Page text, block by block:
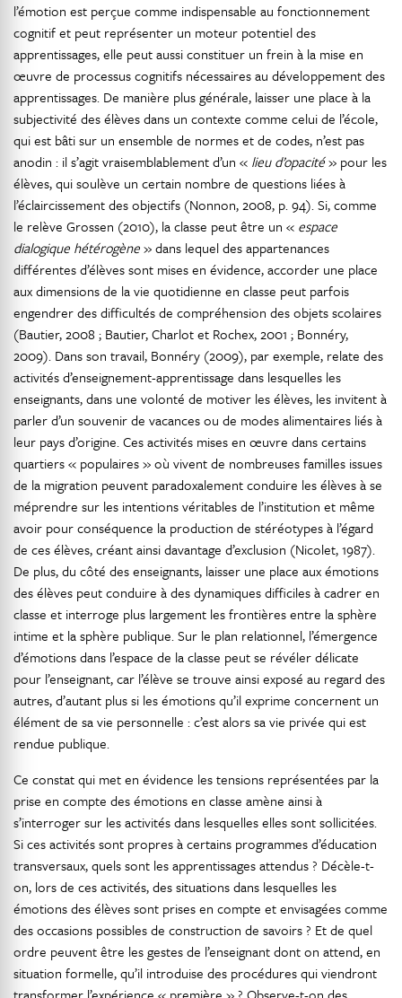
l’émotion est perçue comme indispensable au fonctionnement
cognitif et peut représenter un moteur potentiel des
apprentissages, elle peut aussi constituer un frein à la mise en
œuvre de processus cognitifs nécessaires au développement des
apprentissages. De manière plus générale, laisser une place à la
subjectivité des élèves dans un contexte comme celui de l’école,
qui est bâti sur un ensemble de normes et de codes, n’est pas
anodin : il s’agit vraisemblablement d’un « lieu d’opacité» pour les
élèves, qui soulève un certain nombre de questions liées à
l’éclaircissement des objectifs (Nonnon, 2008, p. 94). Si, comme
le relève Grossen (2010), la classe peut être un « espace
dialogique hétérogène» dans lequel des appartenances
différentes d’élèves sont mises en évidence, accorder une place
aux dimensions de la vie quotidienne en classe peut parfois
engendrer des difficultés de compréhension des objets scolaires
(Bautier, 2008 ; Bautier, Charlot et Rochex, 2001 ; Bonnéry,
2009). Dans son travail, Bonnéry (2009), par exemple, relate des
activités d’enseignement-apprentissage dans lesquelles les
enseignants, dans une volonté de motiver les élèves, les invitent à
parler d’un souvenir de vacances ou de modes alimentaires liés à
leur pays d’origine. Ces activités mises en œuvre dans certains
quartiers « populaires » où vivent de nombreuses familles issues
de la migration peuvent paradoxalement conduire les élèves à se
méprendre sur les intentions véritables de l’institution et même
avoir pour conséquence la production de stéréotypes à l’égard
de ces élèves, créant ainsi davantage d’exclusion (Nicolet, 1987).
De plus, du côté des enseignants, laisser une place aux émotions
des élèves peut conduire à des dynamiques difficiles à cadrer en
classe et interroge plus largement les frontières entre la sphère
intime et la sphère publique. Sur le plan relationnel, l’émergence
d’émotions dans l’espace de la classe peut se révéler délicate
pour l’enseignant, car l’élève se trouve ainsi exposé au regard des
autres, d’autant plus si les émotions qu’il exprime concernent un
élément de sa vie personnelle : c’est alors sa vie privée qui est
rendue publique.
Ce constat qui met en évidence les tensions représentées par la
prise en compte des émotions en classe amène ainsi à
s’interroger sur les activités dans lesquelles elles sont sollicitées.
Si ces activités sont propres à certains programmes d’éducation
transversaux, quels sont les apprentissages attendus ? Décèle-t-
on, lors de ces activités, des situations dans lesquelles les
émotions des élèves sont prises en compte et envisagées comme
des occasions possibles de construction de savoirs ? Et de quel
ordre peuvent être les gestes de l’enseignant dont on attend, en
situation formelle, qu’il introduise des procédures qui viendront